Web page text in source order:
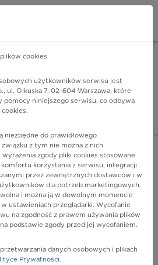
- lider
FILTRY
cookies
użytkowników serwisu jest
ul. Olkuska 7, 02-604 Warszawa, które
pomocy niniejszego serwisu, co odbywa
niezbędne do prawidłowego
z tym nie można z nich
zgody pliki cookies stosowane
korzystania z serwisu, integracji
przez zewnętrznych dostawców i w
dla potrzeb marketingowych.
i można ją w dowolnym momencie
ustawieniach przeglądarki. Wycofanie
na zgodność z prawem używania plików
podstawie zgody przed jej wycofaniem.
danych osobowych i plikach
Prywatności.
Google Play INSTALUJ